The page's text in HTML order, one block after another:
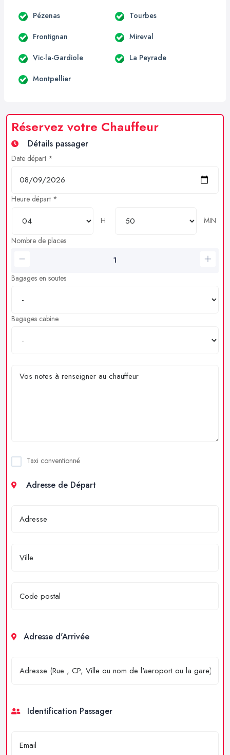
Pézenas Tourbes
Frontignan Mireval
Vic-la-Gardiole La Peyrade
Montpellier
Réservez votre Chauffeur
Détails passager
Date départ *
Heure départ *
H
MIN
Nombre de places
Bagages en soutes
Bagages cabine
Taxi conventionné
Adresse de Départ
Adresse d'Arrivée
Identification Passager